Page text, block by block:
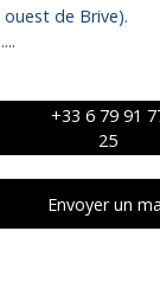
de Brive).
+33 6 79 91
25
Envoyer un